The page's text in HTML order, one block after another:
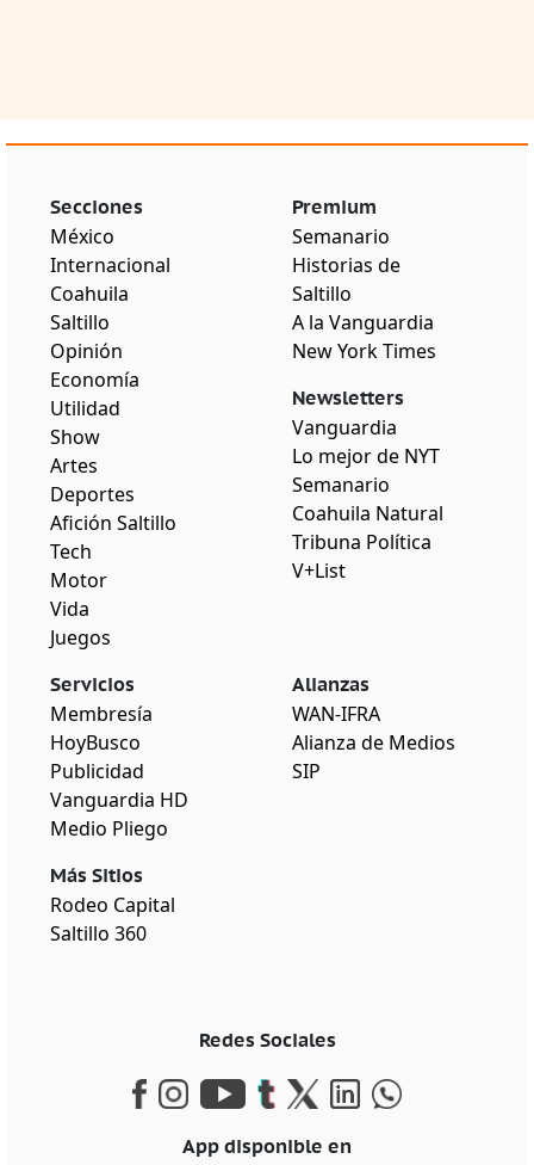
Secciones
México
Internacional
Coahuila
Saltillo
Opinión
Economía
Utilidad
Show
Artes
Deportes
Afición Saltillo
Tech
Motor
Vida
Juegos
Premium
Semanario
Historias de
Saltillo
A la Vanguardia
New York Times
Newsletters
Vanguardia
Lo mejor de NYT
Semanario
Coahuila Natural
Tribuna Política
V+List
Servicios
Membresía
HoyBusco
Publicidad
Vanguardia HD
Medio Pliego
Más Sitios
Rodeo Capital
Saltillo 360
Alianzas
WAN-IFRA
Alianza de Medios
SIP
Redes Sociales
App disponible en